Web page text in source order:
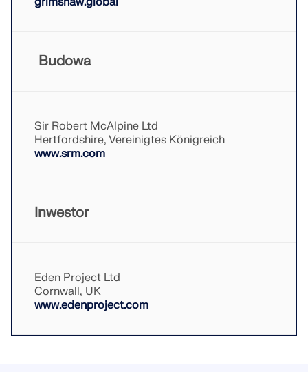
MES dla połączeń stalowych
zintegrowane z RFEM 6 dla szybszych,
DOWIEDZ SIĘ WIĘCEJ
Budowa
Sir Robert McAlpine Ltd
Hertfordshire, Vereinigtes Königreich
www.srm.com
Inwestor
Eden Project Ltd
Cornwall, UK
www.edenproject.com